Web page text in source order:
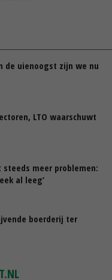
de uienoogst zijn we nu
LTO waarschuwt
meer problemen:
al leeg’
boerderij ter